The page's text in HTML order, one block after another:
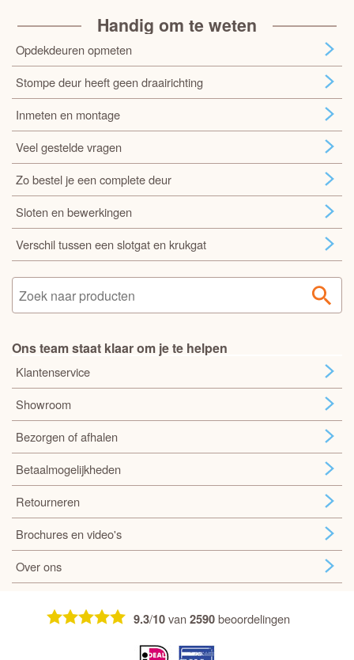
Handig om te weten
Opdekdeuren opmeten
Stompe deur heeft geen draairichting
Inmeten en montage
Veel gestelde vragen
Zo bestel je een complete deur
Sloten en bewerkingen
Verschil tussen een slotgat en krukgat
Ons team staat klaar om je te helpen
Klantenservice
Showroom
Bezorgen of afhalen
Betaalmogelijkheden
Retourneren
Brochures en video's
Over ons
9.3/10van2590beoordelingen